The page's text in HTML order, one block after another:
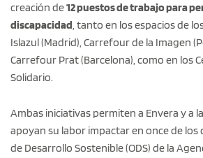
creación de12 puestos de trabajo para
discapacidad, tanto en los espacios de
Islazul (Madrid), Carrefour de la Imagen
Carrefour Prat (Barcelona), como en los
Solidario.
Ambas iniciativas permiten a Envera y a
apoyan su labor impactar en once de los
de Desarrollo Sostenible (ODS) de la